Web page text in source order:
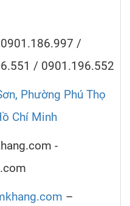
/
/ 0901.196.552
Phường Phú Thọ
Chí Minh
-
–